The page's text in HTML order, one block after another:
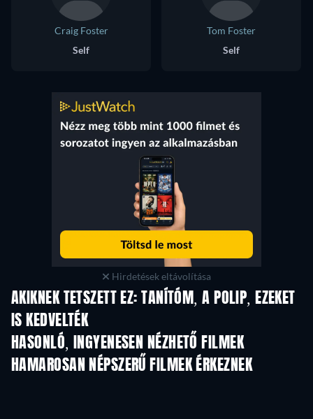
Craig Foster
Self
Tom Foster
Self
Hirdetések eltávolítása
AKIKNEK TETSZETT EZ: TANÍTÓM, A POLIP, EZEKET
IS KEDVELTÉK
HASONLÓ, INGYENESEN NÉZHETŐ FILMEK
HAMAROSAN NÉPSZERŰ FILMEK ÉRKEZNEK